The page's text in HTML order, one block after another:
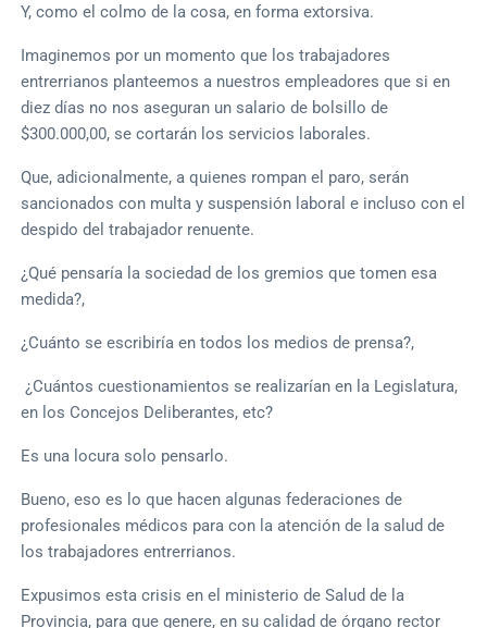
Y, como el colmo de la cosa, en forma extorsiva.
Imaginemos por un momento que los trabajadores
entrerrianos planteemos a nuestros empleadores que si en
diez días no nos aseguran un salario de bolsillo de
$300.000,00, se cortarán los servicios laborales.
Que, adicionalmente, a quienes rompan el paro, serán
sancionados con multa y suspensión laboral e incluso con el
despido del trabajador renuente.
¿Qué pensaría la sociedad de los gremios que tomen esa
medida?,
¿Cuánto se escribiría en todos los medios de prensa?,
¿Cuántos cuestionamientos se realizarían en la Legislatura,
en los Concejos Deliberantes, etc?
Es una locura solo pensarlo.
Bueno, eso es lo que hacen algunas federaciones de
profesionales médicos para con la atención de la salud de
los trabajadores entrerrianos.
Expusimos esta crisis en el ministerio de Salud de la
Provincia, para que genere, en su calidad de órgano rector